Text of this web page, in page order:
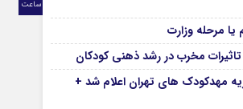
ساعت
مرحله وزارت
مخرب در رشد ذهنی کودکان
مهدکودک های تهران اعلام شد +